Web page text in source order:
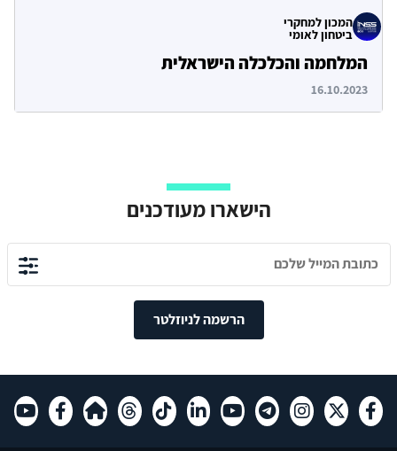
המכון למחקרי
ביטחון לאומי
המלחמה והכלכלה הישראלית
16.10.2023
הישארו מעודכנים
הרשמה לניוזלטר